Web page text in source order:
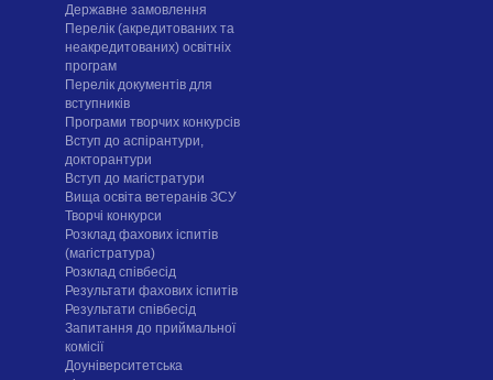
Державне замовлення
Перелік (акредитованих та
неакредитованих) освітніх
програм
Перелік документів для
вступників
Програми творчих конкурсiв
Вступ до аспірантури,
докторантури
Вступ до магістратури
Вища освіта ветеранів ЗСУ
Творчі конкурси
Розклад фахових іспитів
(магістратура)
Розклад співбесід
Результати фахових іспитів
Результати співбесід
Запитання до приймальної
комісії
Доуніверситетська